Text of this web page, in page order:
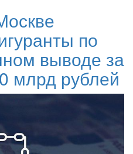
по
выводе за
млрд рублей